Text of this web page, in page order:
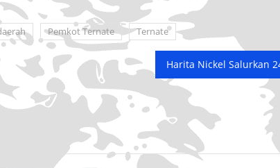
Pemkot Ternate Ternate